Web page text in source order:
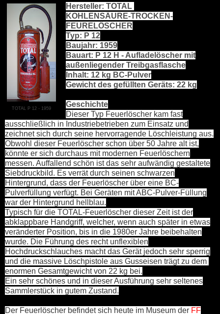
TOTAL P 12 - 1959
Hersteller: TOTAL
KOHLENSÄURE-TROCKEN-
FEURELÖSCHER
Typ: P 12
Baujahr: 1959
Bauart: P 12 H - Aufladelöscher mit
außenliegender Treibgasflasche
Inhalt: 12 kg BC-Pulver
Gewicht des gefüllten Geräts: 22 kg
Geschichte
Dieser Typ Feuerlöscher kam fast
ausschließlich in Industriebetrieben zum Einsatz und
zeichnet sich durch seine hervorragende Löschleistung aus.
Obwohl dieser Feuerlöscher schon über 50 Jahre alt ist,
könnte er sich durchaus mit modernen Feuerlöschern
messen. Auffallend schön ist das sehr aufwändig gestaltete
Siebdruckbild. Es verrät durch seinen schwarzen
Hintergrund, dass der Feuerlöscher über eine BC-
Pulverfüllung verfügt. Bei Geräten mit ABC-Pulver-Füllung
war der Hintergrund hellblau.
Typisch für die TOTAL-Feuerlöscher dieser Zeit ist der
abklappbare Handgriff, welcher, wenn auch später in etwas
veränderter Position, bis in die 1980er Jahre beibehalten
wurde. Die Führung des recht unflexiblen
Hochdruckschlauches macht das Gerät jedoch sehr sperrig
und die massive Löschpistole aus Gusseisen trägt zu dem
enormen Gesamtgewicht von 22 kg bei.
Ein sehr schönes und in dieser Ausführung sehr seltenes
Sammlerstück in gutem Zustand.
Der Feuerlöscher befindet sich heute im Museum der FF